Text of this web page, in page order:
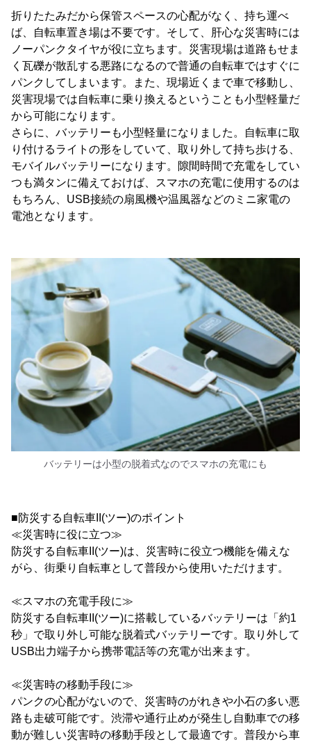
折りたたみだから保管スペースの心配がなく、持ち運べ
ば、自転車置き場は不要です。そして、肝心な災害時には
ノーパンクタイヤが役に立ちます。災害現場は道路もせま
く瓦礫が散乱する悪路になるので普通の自転車ではすぐに
パンクしてしまいます。また、現場近くまで車で移動し、
災害現場では自転車に乗り換えるということも小型軽量だ
から可能になります。
さらに、バッテリーも小型軽量になりました。自転車に取
り付けるライトの形をしていて、取り外して持ち歩ける、
モバイルバッテリーになります。隙間時間で充電をしてい
つも満タンに備えておけば、スマホの充電に使用するのは
もちろん、USB接続の扇風機や温風器などのミニ家電の
電池となります。
バッテリーは小型の脱着式なのでスマホの充電にも
■防災する自転車II(ツー)のポイント
≪災害時に役に立つ≫
防災する自転車II(ツー)は、災害時に役立つ機能を備えな
がら、街乗り自転車として普段から使用いただけます。
≪スマホの充電手段に≫
防災する自転車II(ツー)に搭載しているバッテリーは「約1
秒」で取り外し可能な脱着式バッテリーです。取り外して
USB出力端子から携帯電話等の充電が出来ます。
≪災害時の移動手段に≫
パンクの心配がないので、災害時のがれきや小石の多い悪
路も走破可能です。渋滞や通行止めが発生し自動車での移
動が難しい災害時の移動手段として最適です。普段から車